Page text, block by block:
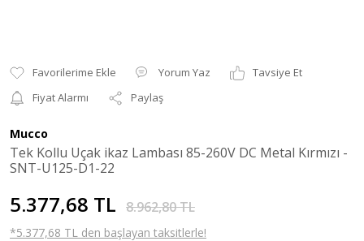
Yorum Yaz
Tavsiye Et
Fiyat Alarmı
Paylaş
Mucco
Tek Kollu Uçak ikaz Lambası 85-260V DC Metal Kırmızı -
SNT-U125-D1-22
5.377,68 TL 8.962,80 TL
*5.377,68 TL den başlayan taksitlerle!